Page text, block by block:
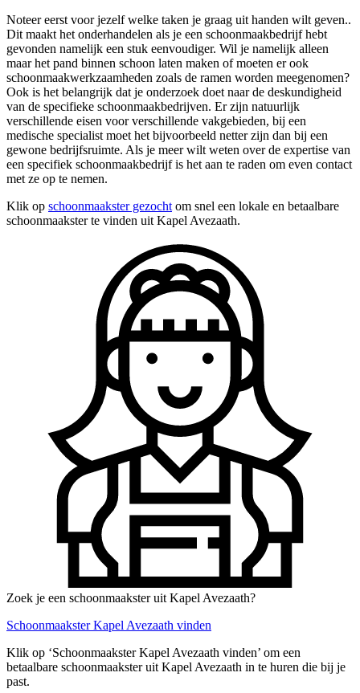
Noteer eerst voor jezelf welke taken je graag uit handen wilt geven..
Dit maakt het onderhandelen als je een schoonmaakbedrijf hebt
gevonden namelijk een stuk eenvoudiger. Wil je namelijk alleen
maar het pand binnen schoon laten maken of moeten er ook
schoonmaakwerkzaamheden zoals de ramen worden meegenomen?
Ook is het belangrijk dat je onderzoek doet naar de deskundigheid
van de specifieke schoonmaakbedrijven. Er zijn natuurlijk
verschillende eisen voor verschillende vakgebieden, bij een
medische specialist moet het bijvoorbeeld netter zijn dan bij een
gewone bedrijfsruimte. Als je meer wilt weten over de expertise van
een specifiek schoonmaakbedrijf is het aan te raden om even contact
met ze op te nemen.
Klik op schoonmaakster gezocht om snel een lokale en betaalbare
schoonmaakster te vinden uit Kapel Avezaath.
Zoek je een schoonmaakster uit Kapel Avezaath?
Schoonmaakster Kapel Avezaath vinden
Klik op ‘Schoonmaakster Kapel Avezaath vinden’ om een
betaalbare schoonmaakster uit Kapel Avezaath in te huren die bij je
past.